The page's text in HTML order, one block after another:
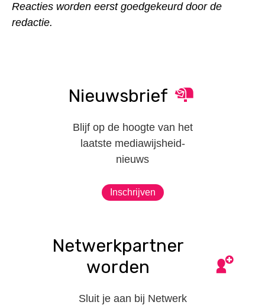
Reacties worden eerst goedgekeurd door de
redactie.
Nieuwsbrief
Blijf op de hoogte van het
laatste mediawijsheid-
nieuws
Inschrijven
Netwerkpartner
worden
Sluit je aan bij Netwerk